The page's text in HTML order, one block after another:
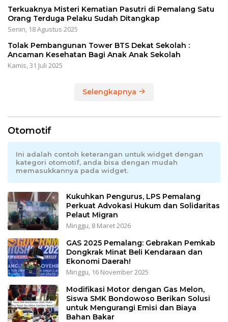
Terkuaknya Misteri Kematian Pasutri di Pemalang Satu
Orang Terduga Pelaku Sudah Ditangkap
Senin, 18 Agustus 2025
Tolak Pembangunan Tower BTS Dekat Sekolah :
Ancaman Kesehatan Bagi Anak Anak Sekolah
Kamis, 31 Juli 2025
Selengkapnya
Otomotif
Ini adalah contoh keterangan untuk widget dengan
kategori otomotif, anda bisa dengan mudah
memasukkannya pada widget.
Kukuhkan Pengurus, LPS Pemalang
Perkuat Advokasi Hukum dan Solidaritas
Pelaut Migran
Minggu, 8 Maret 2026
GAS 2025 Pemalang: Gebrakan Pemkab
Dongkrak Minat Beli Kendaraan dan
Ekonomi Daerah!
Minggu, 16 November 2025
Modifikasi Motor dengan Gas Melon,
Siswa SMK Bondowoso Berikan Solusi
untuk Mengurangi Emisi dan Biaya
Bahan Bakar